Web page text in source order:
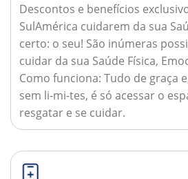
Descontos e benefícios
SulAmérica cuidarem da sua
certo: o seu! São inúmeras
cuidar da sua Saúde Física,
Como funciona: Tudo de graça
sem li-mi-tes, é só acessar o
resgatar e se cuidar.